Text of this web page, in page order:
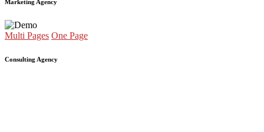
Marketing Agency
Multi Pages One Page
Consulting Agency